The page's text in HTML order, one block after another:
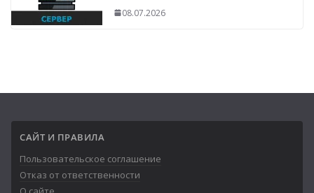
08.07.2026
САЙТ И ПРАВИЛА
Пользовательское соглашение
Отказ от ответственности